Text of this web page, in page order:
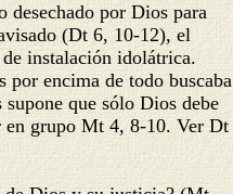
por Dios para
(Dt 6, 10-12), el
instalación idolátrica.
por encima de todo buscaba
que sólo Dios debe
en grupo Mt 4, 8-10. Ver Dt